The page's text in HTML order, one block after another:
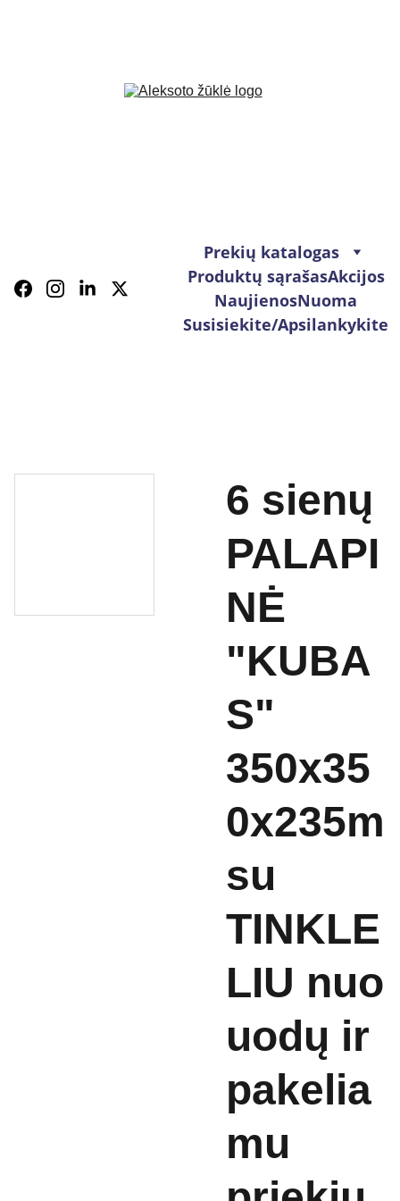
Prekių katalogas
Produktų sąrašasAkcijos
NaujienosNuoma
Susisiekite/Apsilankykite
6 sienų
PALAPI
NĖ
"KUBA
S"
350x35
0x235m
su
TINKLE
LIU nuo
uodų ir
pakelia
mu